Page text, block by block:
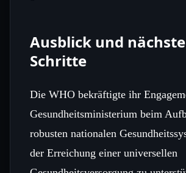
Ausblick und nächste
Schritte
Die WHO bekräftigte ihr
Gesundheitsministerium beim
robusten nationalen
der Erreichung einer universellen